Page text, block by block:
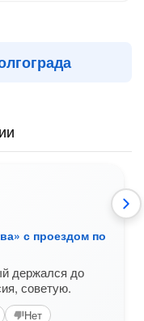
с проездом по
держался до
советую.
Нет